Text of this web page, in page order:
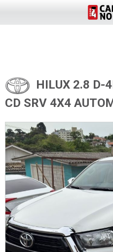
HILUX 2.8 D-
CD SRV 4X4